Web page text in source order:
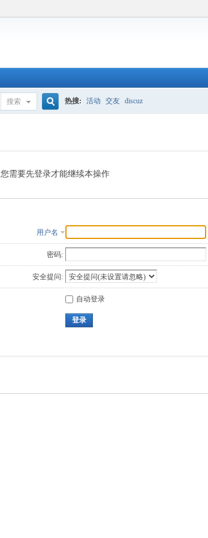
搜索
索
热搜: 活动 交友 discuz
您需要先登录才能继续本操作
用户名
密码:
安全提问:
自动登录
登录